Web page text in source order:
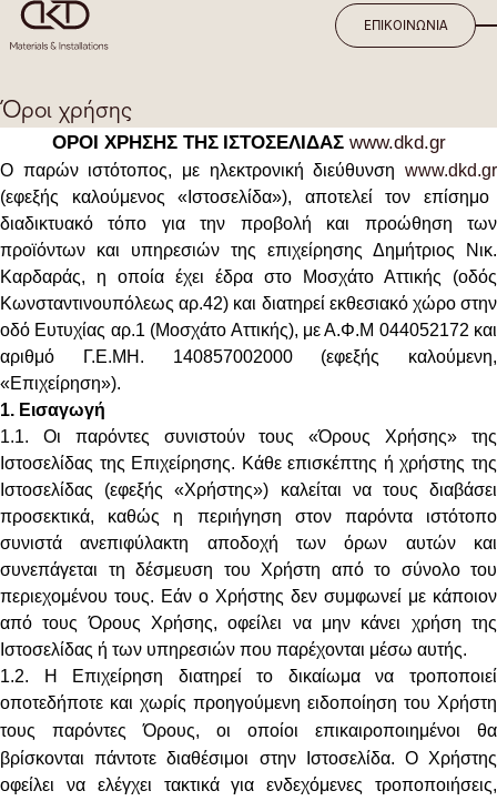
ΕΠΙΚΟΙΝΩΝΙΑ
Όροι χρήσης
ΟΡΟΙ ΧΡΗΣΗΣ ΤΗΣ ΙΣΤΟΣΕΛΊΔΑΣ www.dkd.gr
Ο παρών ιστότοπος, με ηλεκτρονική διεύθυνση www.dkd.gr
(εφεξής καλούμενος «Ιστοσελίδα»), αποτελεί τον επίσημο
διαδικτυακό τόπο για την προβολή και προώθηση των
προϊόντων και υπηρεσιών της επιχείρησης Δημήτριος Νικ.
Καρδαράς, η οποία έχει έδρα στο Μοσχάτο Αττικής (οδός
Κωνσταντινουπόλεως αρ.42) και διατηρεί εκθεσιακό χώρο στην
οδό Ευτυχίας αρ.1 (Μοσχάτο Αττικής), με Α.Φ.Μ 044052172 και
αριθμό Γ.Ε.ΜΗ. 140857002000 (εφεξής καλούμενη,
«Επιχείρηση»).
1. Εισαγωγή
1.1. Οι παρόντες συνιστούν τους «Όρους Χρήσης» της
Ιστοσελίδας της Επιχείρησης. Κάθε επισκέπτης ή χρήστης της
Ιστοσελίδας (εφεξής «Χρήστης») καλείται να τους διαβάσει
προσεκτικά, καθώς η περιήγηση στον παρόντα ιστότοπο
συνιστά ανεπιφύλακτη αποδοχή των όρων αυτών και
συνεπάγεται τη δέσμευση του Χρήστη από το σύνολο του
περιεχομένου τους. Εάν ο Χρήστης δεν συμφωνεί με κάποιον
από τους Όρους Χρήσης, οφείλει να μην κάνει χρήση της
Ιστοσελίδας ή των υπηρεσιών που παρέχονται μέσω αυτής.
1.2. Η Επιχείρηση διατηρεί το δικαίωμα να τροποποιεί
οποτεδήποτε και χωρίς προηγούμενη ειδοποίηση του Χρήστη
τους παρόντες Όρους,
οι οποίοι επικαιροποιημένοι θα
βρίσκονται πάντοτε διαθέσιμοι στην Ιστοσελίδα. Ο Χρήστης
οφείλει να ελέγχει τακτικά για ενδεχόμενες τροποποιήσεις,